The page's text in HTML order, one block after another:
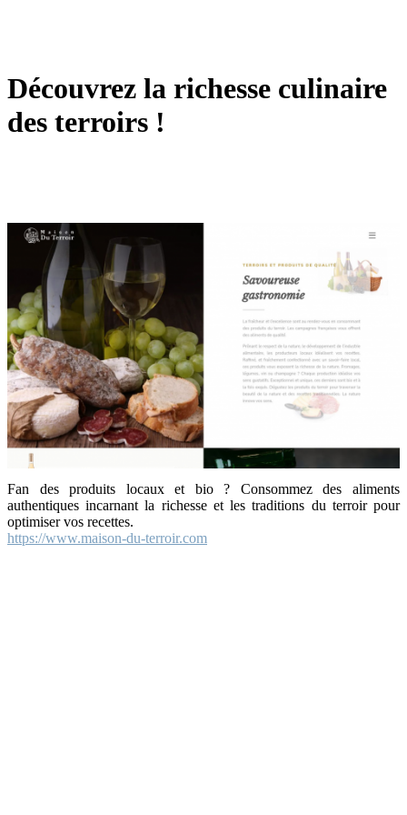
Découvrez la richesse culinaire
des terroirs !
Fan des produits locaux et bio ? Consommez des aliments
authentiques incarnant la richesse et les traditions du terroir pour
optimiser vos recettes.
https://www.maison-du-terroir.com